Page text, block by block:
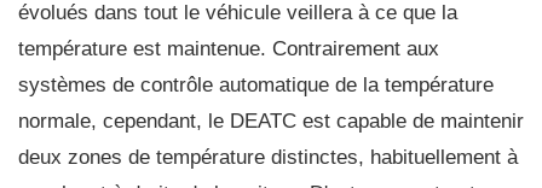
évolués dans tout le véhicule veillera à ce que la
température est maintenue. Contrairement aux
systèmes de contrôle automatique de la température
normale, cependant, le DEATC est capable de maintenir
deux zones de température distinctes, habituellement à